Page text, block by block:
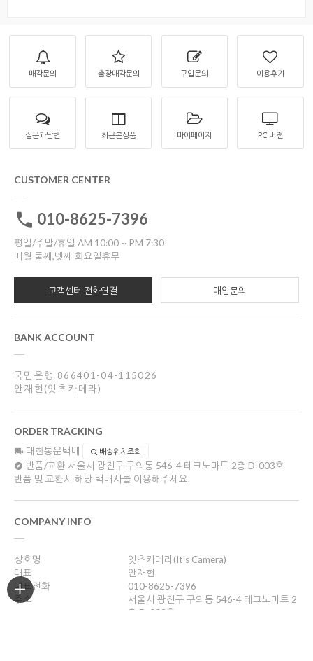
매각문의 출장매각문의 구입문의 이용후기
질문과답변 최근본상품 마이페이지 PC 버젼
CUSTOMER CENTER
010-8625-7396
평일/주말/휴일 AM 10:00 ~ PM 7:30
매월 둘째,넷째 화요일휴무
고객센터 전화연결 매입문의
BANK ACCOUNT
국민은행 866401-04-115026
안재현(잇츠카메라)
ORDER TRACKING
대한통운택배 배송위치조회
반품/교환 서울시 광진구 구의동 546-4 테크노마트 2층 D-003호
반품 및 교환시 해당 택배사를 이용해주세요.
COMPANY INFO
상호명
잇츠카메라(It's Camera)
대표
안재현
대표전화
010-8625-7396
주소
서울시 광진구 구의동 546-4 테크노마트 2
층 D-003호